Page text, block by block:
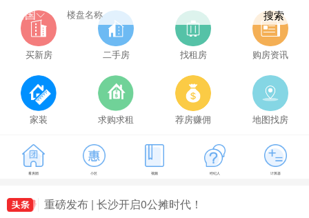
全国 搜索
买新房 二手房 找租房 购房资讯
家装 求购求租 荐房赚佣 地图找房
看房团 小区 视频 经纪人 计算器
降息！事关房贷！
积金最高贷款额度的通知
重磅发布 | 长沙开启0公摊时代！